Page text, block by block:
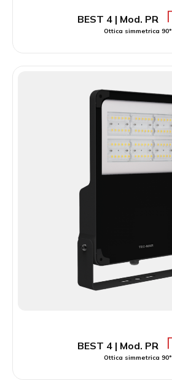
BEST 4 | Mod. PR
Ottica simmetrica 90°
BEST 4 | Mod. PR
Ottica simmetrica 90°